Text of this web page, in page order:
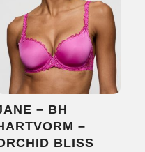
– BH
–
BLISS